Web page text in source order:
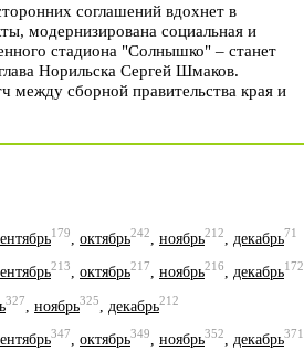
соглашений вдохнет в
модернизирована социальная и
стадиона "Солнышко" – станет
Норильска Сергей Шмаков.
между сборной правительства края и
179 октябрь242 ноябрь212 декабрь71
213, октябрь217, ноябрь216, декабрь172
327 ноябрь325 декабрь212
347, октябрь349, ноябрь352, декабрь371